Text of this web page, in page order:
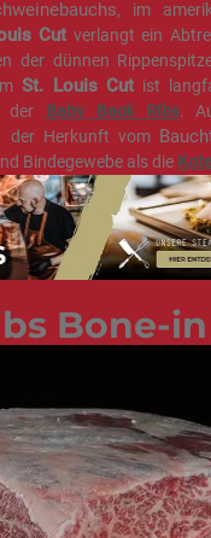
, im
Cut verlangt ein
der dünnen
St. Louis Cut ist
der Baby BackRibs.
der Herkunft vom
Bindegewebe als die
Bone-in